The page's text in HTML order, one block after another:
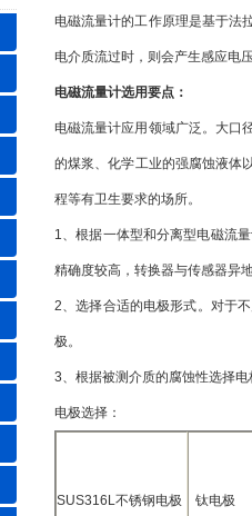
电磁流量计的工作原理是基于法拉
电介质流过时，则会产生感应电
电磁流量计选用要点：
电磁流量计应用领域广泛。大口
的煤浆、化学工业的强腐蚀液体
程等有卫生要求的场所。
1、根据一体型和分离型电磁流
精确度较高，转换器与传感器异地安
2、选择合适的电极形式。对于
极。
3、根据被测介质的腐蚀性选择电极
电极选择：
SUS316L不锈钢电极 钛电极